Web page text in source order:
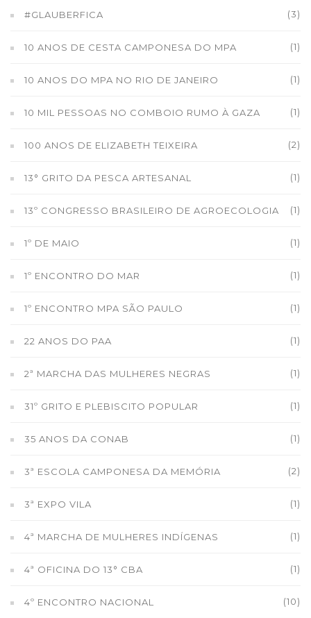
#GLAUBERFICA (3)
10 ANOS DE CESTA CAMPONESA DO MPA (1)
10 ANOS DO MPA NO RIO DE JANEIRO (1)
10 MIL PESSOAS NO COMBOIO RUMO À GAZA (1)
100 ANOS DE ELIZABETH TEIXEIRA (2)
13° GRITO DA PESCA ARTESANAL (1)
13º CONGRESSO BRASILEIRO DE AGROECOLOGIA (1)
1º DE MAIO (1)
1º ENCONTRO DO MAR (1)
1º ENCONTRO MPA SÃO PAULO (1)
22 ANOS DO PAA (1)
2ª MARCHA DAS MULHERES NEGRAS (1)
31º GRITO E PLEBISCITO POPULAR (1)
35 ANOS DA CONAB (1)
3ª ESCOLA CAMPONESA DA MEMÓRIA (2)
3ª EXPO VILA (1)
4ª MARCHA DE MULHERES INDÍGENAS (1)
4ª OFICINA DO 13° CBA (1)
4º ENCONTRO NACIONAL (10)